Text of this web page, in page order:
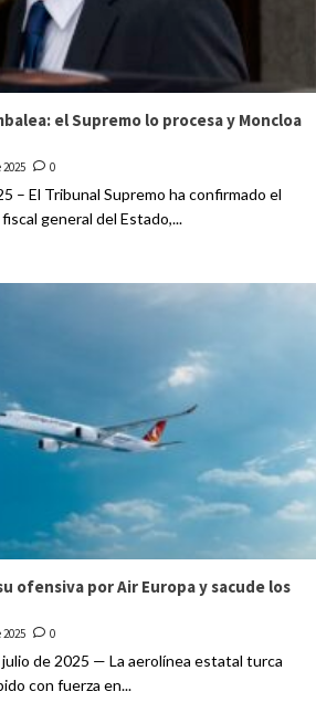
el Supremo lo procesa y Moncloa
0
– El Tribunal Supremo ha confirmado el
general del Estado,...
ofensiva por Air Europa y sacude los
0
de 2025 — La aerolínea estatal turca
con fuerza en...